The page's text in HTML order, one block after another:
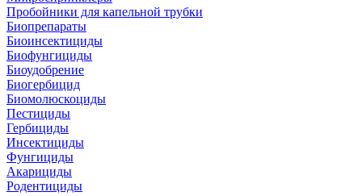
Пробойники для капельной трубки
Биопрепараты
Биоинсектициды
Биофунгициды
Биоудобрение
Биогербицид
Биомолюскоциды
Пестициды
Гербициды
Инсектициды
Фунгициды
Акарициды
Родентициды